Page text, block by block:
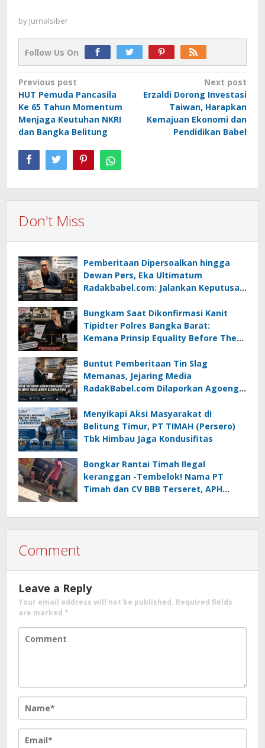
by Jurnalsiber
Follow Us On
Post
navigation
Previous post
HUT Pemuda Pancasila
Ke 65 Tahun Momentum
Menjaga Keutuhan NKRI
dan Bangka Belitung
Next post
Erzaldi Dorong Investasi
Taiwan, Harapkan
Kemajuan Ekonomi dan
Pendidikan Babel
Don't Miss
Pemberitaan Dipersoalkan hingga
Dewan Pers, Eka Ultimatum
Radakbabel.com: Jalankan Keputusan
Bungkam Saat Dikonfirmasi Kanit
Tipidter Polres Bangka Barat:
Kemana Prinsip Equality Before The
Buntut Pemberitaan Tin Slag
Memanas, Jejaring Media
RadakBabel.com Dilaporkan Agoeng
Menyikapi Aksi Masyarakat di
Belitung Timur, PT TIMAH (Persero)
Tbk Himbau Jaga Kondusifitas
Bongkar Rantai Timah Ilegal
keranggan -Tembelok! Nama PT
Timah dan CV BBB Terseret, APH
Comment
Leave a Reply
Your email address will not be published. Required fields
are marked *